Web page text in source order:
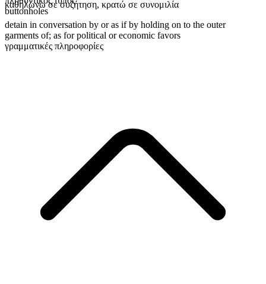
buttonholes
καθηλώνω σε συζήτηση, κρατώ σε συνομιλία
detain in conversation by or as if by holding on to the outer
garments of; as for political or economic favors
γραμματικές πληροφορίες